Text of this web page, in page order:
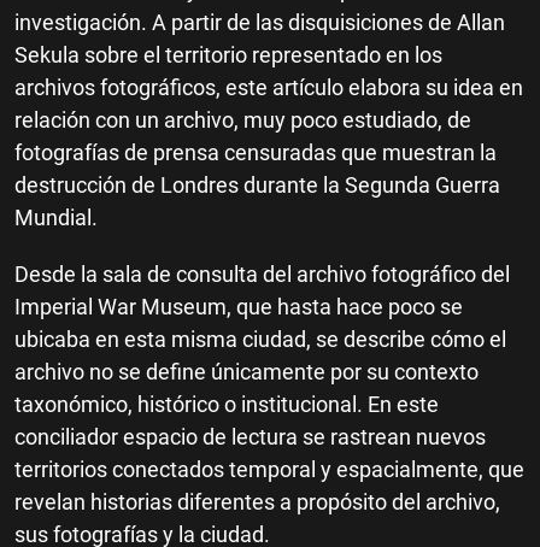
investigación. A partir de las disquisiciones de Allan
Sekula sobre el territorio representado en los
archivos fotográficos, este artículo elabora su idea en
relación con un archivo, muy poco estudiado, de
fotografías de prensa censuradas que muestran la
destrucción de Londres durante la Segunda Guerra
Mundial.
Desde la sala de consulta del archivo fotográfico del
Imperial War Museum, que hasta hace poco se
ubicaba en esta misma ciudad, se describe cómo el
archivo no se define únicamente por su contexto
taxonómico, histórico o institucional. En este
conciliador espacio de lectura se rastrean nuevos
territorios conectados temporal y espacialmente, que
revelan historias diferentes a propósito del archivo,
sus fotografías y la ciudad.